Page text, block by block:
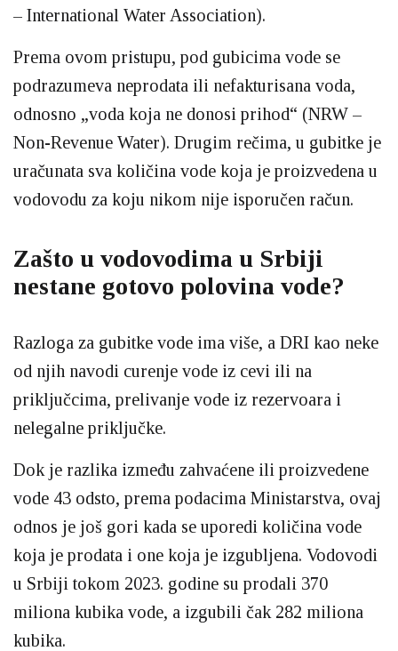
– International Water Association).
Prema ovom pristupu, pod gubicima vode se
podrazumeva neprodata ili nefakturisana voda,
odnosno „voda koja ne donosi prihod“ (NRW –
Non-Revenue Water). Drugim rečima, u gubitke je
uračunata sva količina vode koja je proizvedena u
vodovodu za koju nikom nije isporučen račun.
Zašto u vodovodima u Srbiji
nestane gotovo polovina vode?
Razloga za gubitke vode ima više, a DRI kao neke
od njih navodi curenje vode iz cevi ili na
priključcima, prelivanje vode iz rezervoara i
nelegalne priključke.
Dok je razlika između zahvaćene ili proizvedene
vode 43 odsto, prema podacima Ministarstva, ovaj
odnos je još gori kada se uporedi količina vode
koja je prodata i one koja je izgubljena. Vodovodi
u Srbiji tokom 2023. godine su prodali 370
miliona kubika vode, a izgubili čak 282 miliona
kubika.